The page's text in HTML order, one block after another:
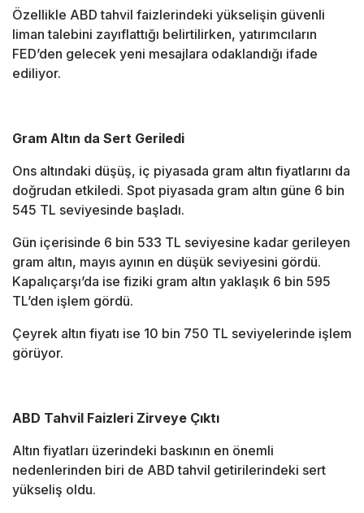
Özellikle ABD tahvil faizlerindeki yükselişin güvenli
liman talebini zayıflattığı belirtilirken, yatırımcıların
FED’den gelecek yeni mesajlara odaklandığı ifade
ediliyor.
Gram Altın da Sert Geriledi
Ons altındaki düşüş, iç piyasada gram altın fiyatlarını da
doğrudan etkiledi. Spot piyasada gram altın güne 6 bin
545 TL seviyesinde başladı.
Gün içerisinde 6 bin 533 TL seviyesine kadar gerileyen
gram altın, mayıs ayının en düşük seviyesini gördü.
Kapalıçarşı’da ise fiziki gram altın yaklaşık 6 bin 595
TL’den işlem gördü.
Çeyrek altın fiyatı ise 10 bin 750 TL seviyelerinde işlem
görüyor.
ABD Tahvil Faizleri Zirveye Çıktı
Altın fiyatları üzerindeki baskının en önemli
nedenlerinden biri de ABD tahvil getirilerindeki sert
yükseliş oldu.